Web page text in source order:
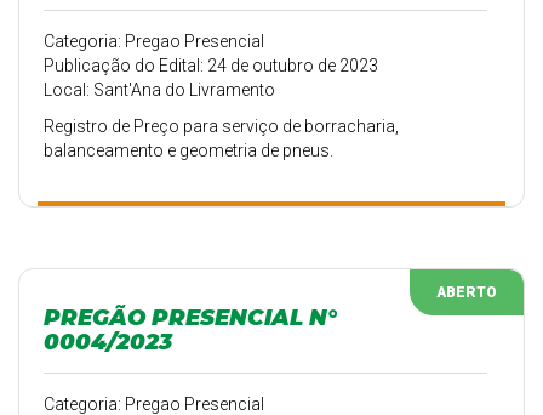
Categoria: Pregao Presencial
Publicação do Edital: 24 de outubro de 2023
Local: Sant'Ana do Livramento
Registro de Preço para serviço de borracharia,
balanceamento e geometria de pneus.
ABERTO
PREGÃO PRESENCIAL N°
0004/2023
Categoria: Pregao Presencial